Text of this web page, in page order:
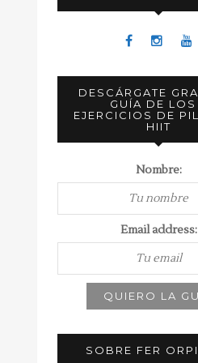
DESCÁRGATE
GUÍA DE LOS
EJERCICIOS DE
HIIT
Nombre:
Email address:
SOBRE FER